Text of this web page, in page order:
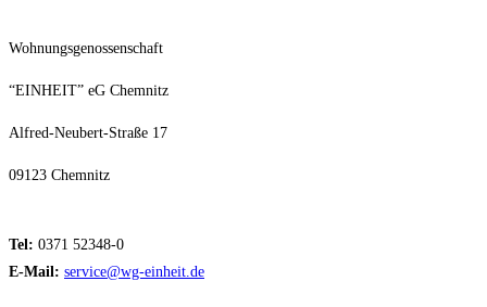
Wohnungsgenossenschaft
“EINHEIT” eG Chemnitz
Alfred-Neubert-Straße 17
09123 Chemnitz
Tel: 0371 52348-0
E-Mail: service@wg-einheit.de